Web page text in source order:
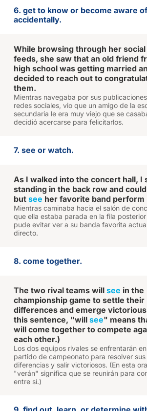
6. get to know or become aware
accidentally.
While browsing through her social
feeds, she saw that an old friend
high school was getting married
decided to reach out to
them.
Mientras navegaba por sus
redes sociales, vio que un amigo de la
secundaria le era muy viejo que se
decidió acercarse para felicitarlos.
7. see or watch.
As I walked into the concert hall, I
standing in the back row and
but see her favorite band perform
Mientras caminaba hacia el salón de
que ella estaba parada en la fila
pude evitar ver a su banda favorita
directo.
8. come together.
The two rival teams will see in the
championship game to settle their
differences and emerge
this sentence, "will see" means
will come together to compete
each other.)
Los dos equipos rivales se enfrentarán
partido de campeonato para resolver sus
diferencias y salir victoriosos. (En esta
"verán" significa que se reunirán para
entre sí.)